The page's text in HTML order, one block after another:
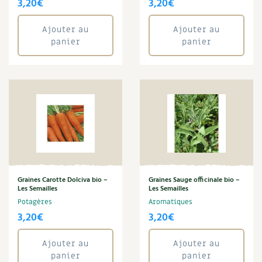
3,20€
Ajouter au
panier
3,20€
Ajouter au
panier
Graines Carotte Dolciva bio –
Les Semailles
Potagères
3,20€
Ajouter au
panier
Graines Sauge officinale bio –
Les Semailles
Aromatiques
3,20€
Ajouter au
panier